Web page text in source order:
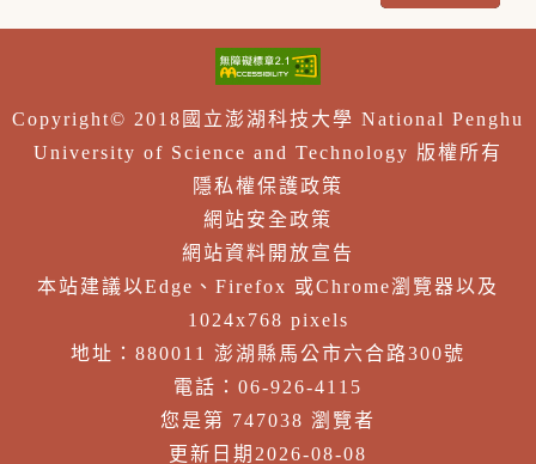
Copyright© 2018國立澎湖科技大學 National Penghu
University of Science and Technology 版權所有
隱私權保護政策
網站安全政策
網站資料開放宣告
本站建議以Edge、Firefox 或Chrome瀏覽器以及
1024x768 pixels
地址：880011 澎湖縣馬公市六合路300號
電話：06-926-4115
您是第 747038 瀏覽者
更新日期2026-08-08